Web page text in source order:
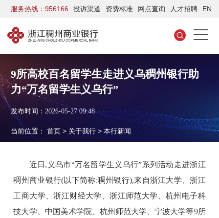
服务热线：956166 投诉渠道 资费标准 网点查询 人才招聘 EN
9所高校百名留学生走进义乌稠州银行助
力“万名留学生义乌行”
发布时间：2026-05-27 09:48
当前位置：首页 >关于我行>本行新闻
近 日,义乌市“万名留学生义乌行”系列活动走进浙江
稠州商业银行(以下简称:稠州银行),来自浙江大学、浙江
工商大学、浙江财经大学、浙江师范大学 、杭州电子科
技大学、中国美术学院、杭州师范大学、宁波大学等9所